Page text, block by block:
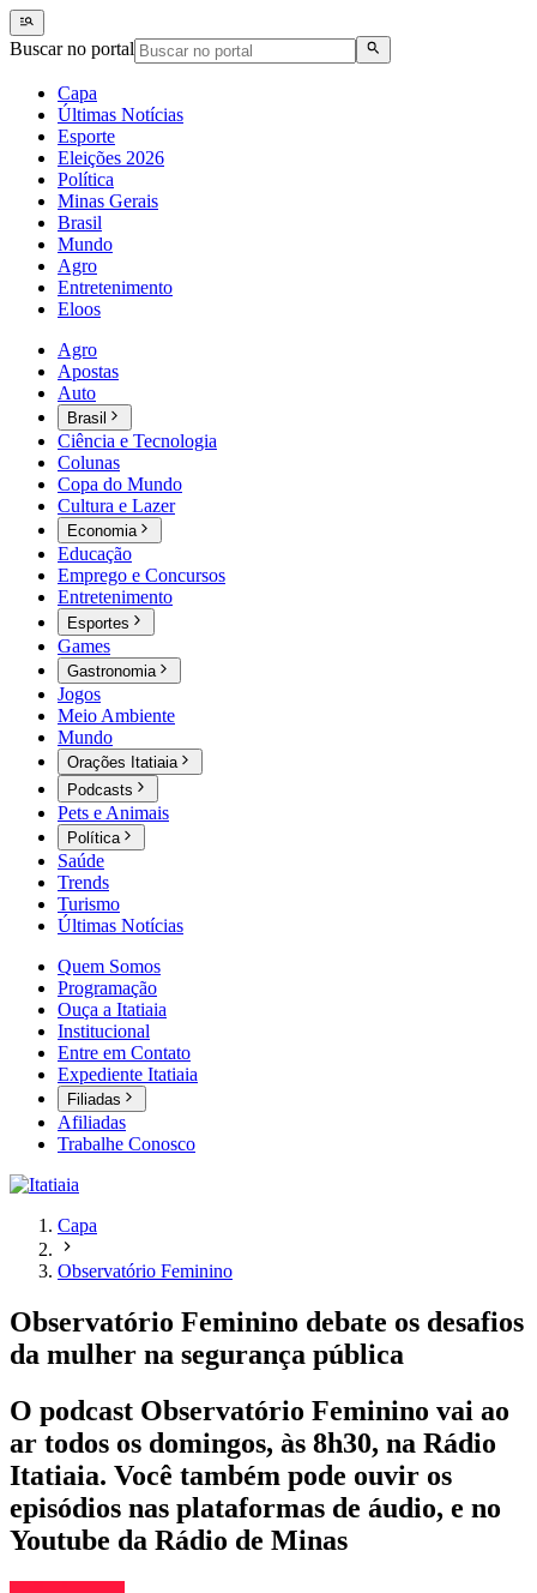
Buscar no portal
Capa
Últimas Notícias
Esporte
Eleições 2026
Política
Minas Gerais
Brasil
Mundo
Agro
Entretenimento
Eloos
Agro
Apostas
Auto
Brasil
Ciência e Tecnologia
Colunas
Copa do Mundo
Cultura e Lazer
Economia
Educação
Emprego e Concursos
Entretenimento
Esportes
Games
Gastronomia
Jogos
Meio Ambiente
Mundo
Orações Itatiaia
Podcasts
Pets e Animais
Política
Saúde
Trends
Turismo
Últimas Notícias
Quem Somos
Programação
Ouça a Itatiaia
Institucional
Entre em Contato
Expediente Itatiaia
Filiadas
Afiliadas
Trabalhe Conosco
Capa
Observatório Feminino
Observatório Feminino debate os desafios
da mulher na segurança pública
O podcast Observatório Feminino vai ao
ar todos os domingos, às 8h30, na Rádio
Itatiaia. Você também pode ouvir os
episódios nas plataformas de áudio, e no
Youtube da Rádio de Minas